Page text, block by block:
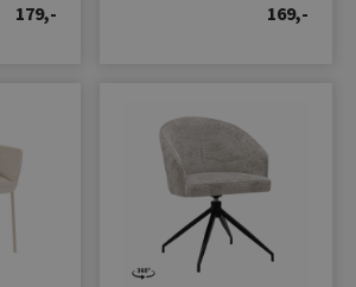
179,- 169,-